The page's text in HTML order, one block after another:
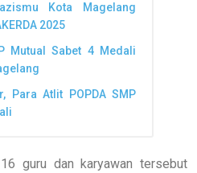
Kota Magelang
2025
Mutual Sabet 4 Medali
Para Atlit POPDA SMP
guru dan karyawan tersebut